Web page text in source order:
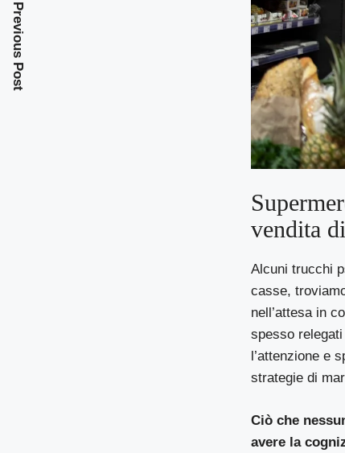
vendita
Alcuni trucchi
casse,
nell’attesa in
spesso
l’attenzione e
strategie di
Ciò che
avere la
Previous Post